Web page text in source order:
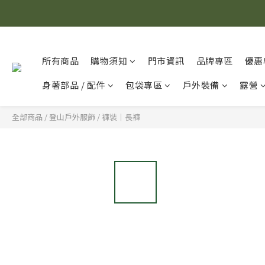
所有商品 購物須知 門市資訊 品牌專區
優
身著部品 / 配件
包袋專區 戶外裝備 露營
全部商品 / 登山戶外服飾 /褲裝｜長褲